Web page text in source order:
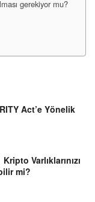
gerekiyor mu?
Act’e Yönelik
Varlıklarınızı
mi?